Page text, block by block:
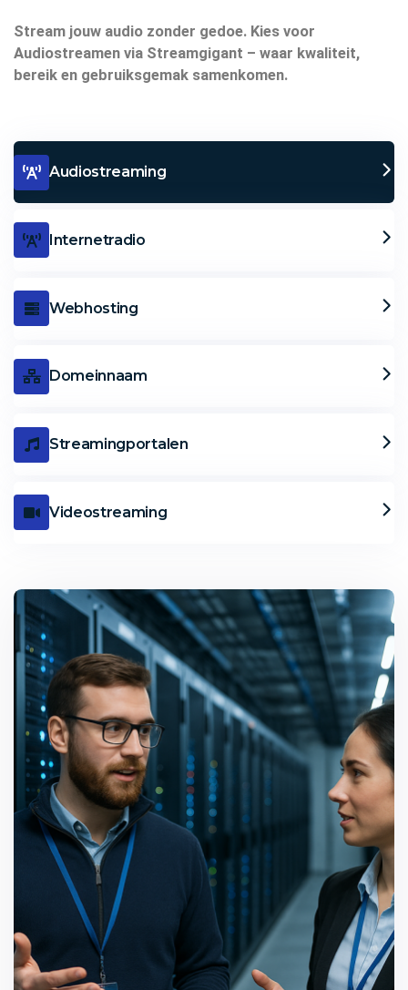
Audiostreaming
Internetradio
Webhosting
Domeinnaam
Streamingportalen
Videostreaming
Stream jouw audio zonder gedoe. Kies voor
Audiostreamen via Streamgigant – waar kwaliteit,
bereik en gebruiksgemak samenkomen.